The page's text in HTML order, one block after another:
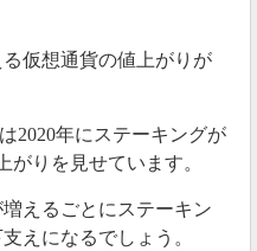
仮想通貨の値上がりが
2020年にステーキングが
がりを見せています。
えるごとにステーキン
えになるでしょう。